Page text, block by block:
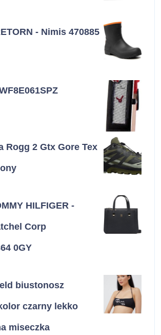
- Nimis 470885
Rogg 2 Gtx Gore Tex
HILFIGER -
Corp
0GY
biustonosz
czarny lekko
miseczka